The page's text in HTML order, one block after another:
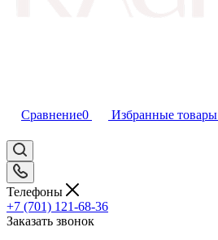
Сравнение0 Избранные товары
Телефоны
+7 (701) 121-68-36
Заказать звонок